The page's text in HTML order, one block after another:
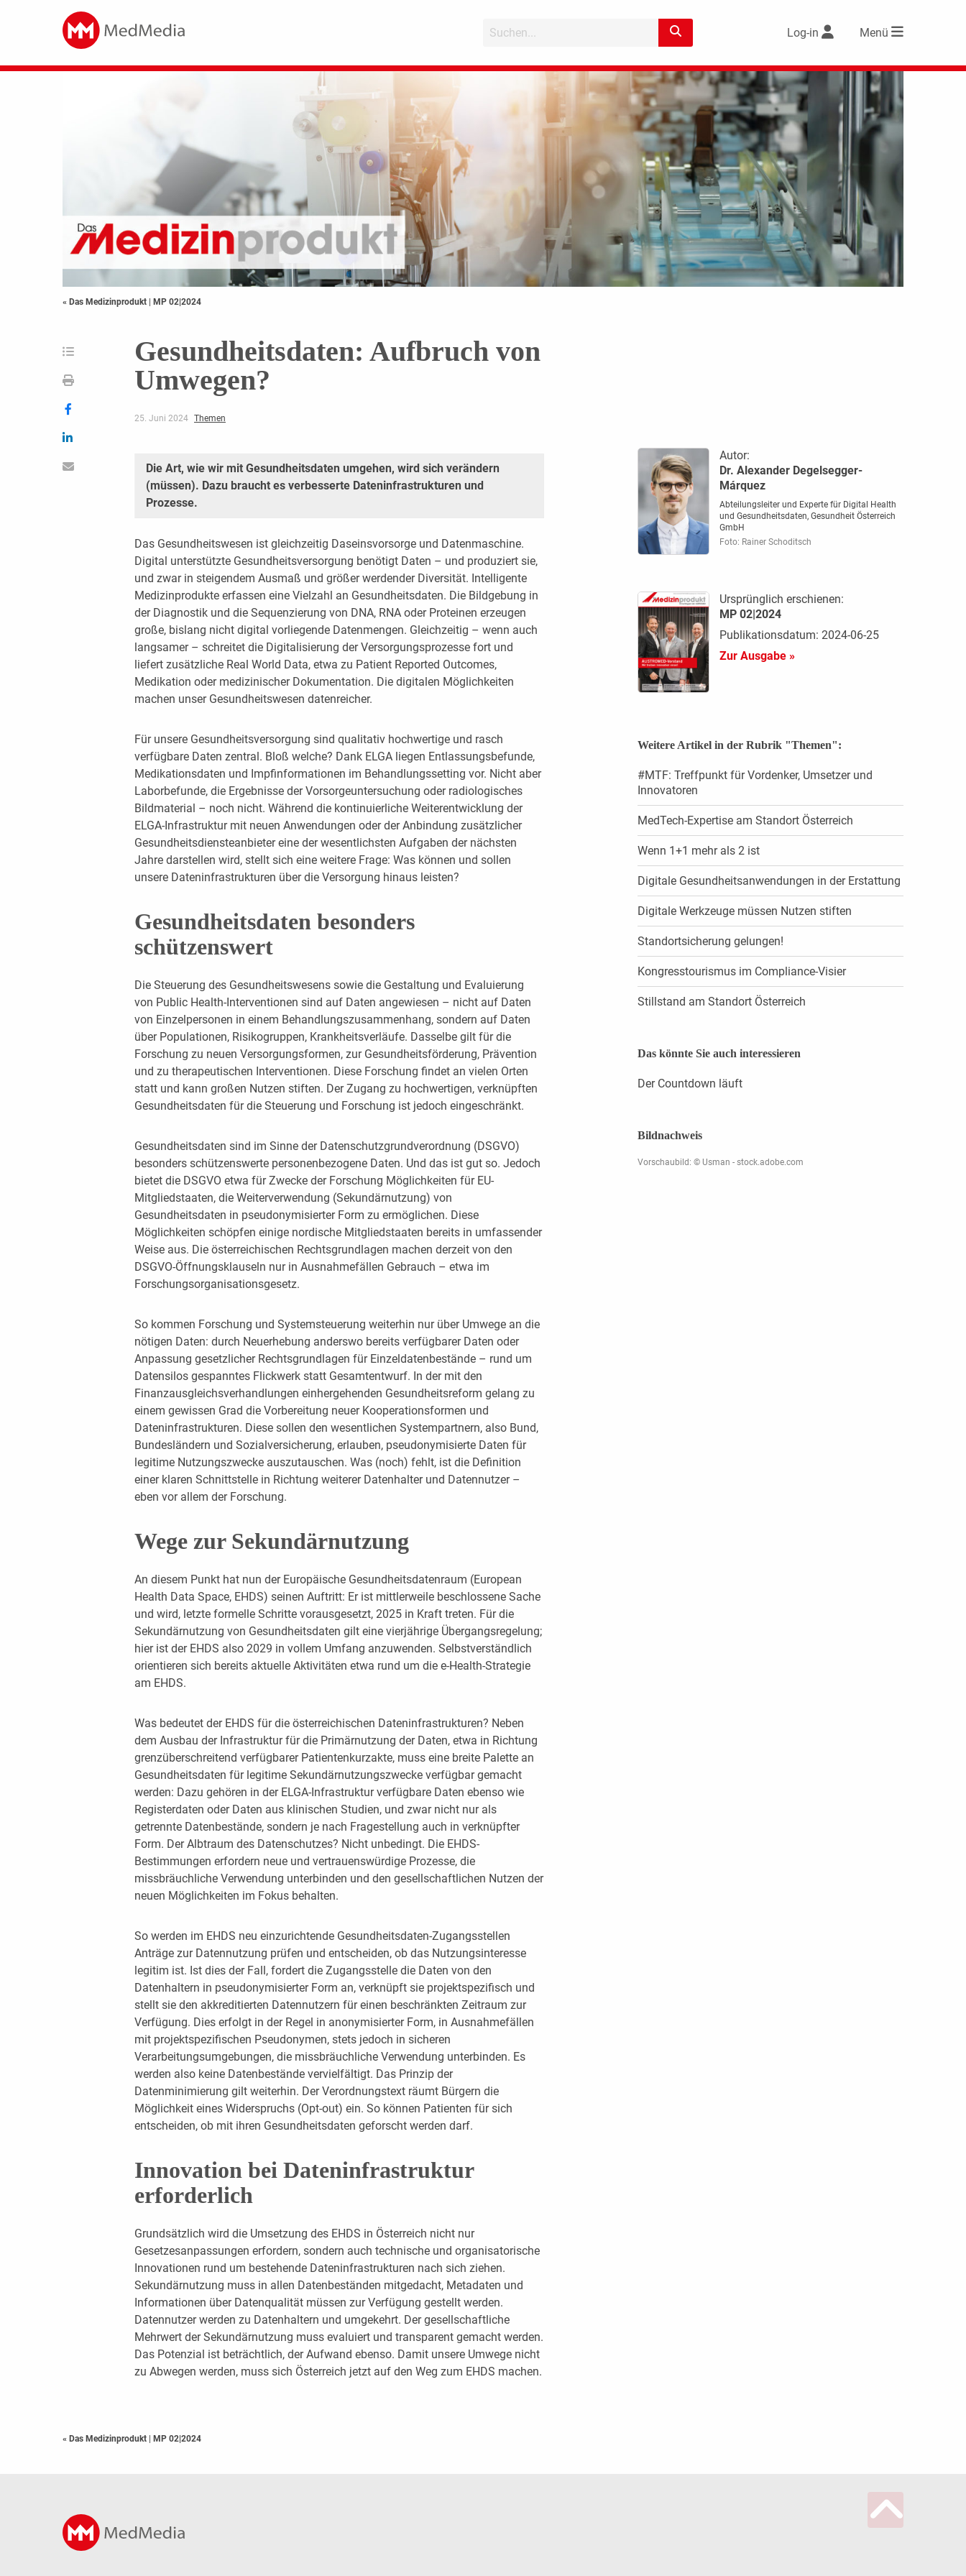
Log-in Menü
« Das Medizinprodukt | MP 02|2024
Gesundheitsdaten: Aufbruch von
Umwegen?
25. Juni 2024 Themen
Die Art, wie wir mit Gesundheitsdaten umgehen, wird sich verändern
(müssen). Dazu braucht es verbesserte Dateninfrastrukturen und
Prozesse.
Das Gesundheitswesen ist gleichzeitig Daseinsvorsorge und Datenmaschine.
Digital unterstützte Gesundheitsversorgung benötigt Daten – und produziert sie,
und zwar in steigendem Ausmaß und größer werdender Diversität. Intelligente
Medizinprodukte erfassen eine Vielzahl an Gesundheitsdaten. Die Bildgebung in
der Diagnostik und die Sequenzierung von DNA, RNA oder Proteinen erzeugen
große, bislang nicht digital vorliegende Datenmengen. Gleichzeitig – wenn auch
langsamer – schreitet die Digitalisierung der Versorgungsprozesse fort und
liefert zusätzliche Real World Data, etwa zu Patient Reported Outcomes,
Medikation oder medizinischer Dokumentation. Die digitalen Möglichkeiten
machen unser Gesundheitswesen datenreicher.
Für unsere Gesundheitsversorgung sind qualitativ hochwertige und rasch
verfügbare Daten zentral. Bloß welche? Dank ELGA liegen Entlassungsbefunde,
Medikationsdaten und Impfinformationen im Behandlungssetting vor. Nicht aber
Laborbefunde, die Ergebnisse der Vorsorgeuntersuchung oder radiologisches
Bildmaterial – noch nicht. Während die kontinuierliche Weiterentwicklung der
ELGA-Infrastruktur mit neuen Anwendungen oder der Anbindung zusätzlicher
Gesundheitsdiensteanbieter eine der wesentlichsten Aufgaben der nächsten
Jahre darstellen wird, stellt sich eine weitere Frage: Was können und sollen
unsere Dateninfrastrukturen über die Versorgung hinaus leisten?
Gesundheitsdaten besonders
schützenswert
Die Steuerung des Gesundheitswesens sowie die Gestaltung und Evaluierung
von Public Health-Interventionen sind auf Daten angewiesen – nicht auf Daten
von Einzelpersonen in einem Behandlungszusammenhang, sondern auf Daten
über Populationen, Risikogruppen, Krankheitsverläufe. Dasselbe gilt für die
Forschung zu neuen Versorgungsformen, zur Gesundheitsförderung, Prävention
und zu therapeutischen Interventionen. Diese Forschung findet an vielen Orten
statt und kann großen Nutzen stiften. Der Zugang zu hochwertigen, verknüpften
Gesundheitsdaten für die Steuerung und Forschung ist jedoch eingeschränkt.
Gesundheitsdaten sind im Sinne der Datenschutzgrundverordnung (DSGVO)
besonders schützenswerte personenbezogene Daten. Und das ist gut so. Jedoch
bietet die DSGVO etwa für Zwecke der Forschung Möglichkeiten für EU-
Mitgliedstaaten, die Weiterverwendung (Sekundärnutzung) von
Gesundheitsdaten in pseudonymisierter Form zu ermöglichen. Diese
Möglichkeiten schöpfen einige nordische Mitgliedstaaten bereits in umfassender
Weise aus. Die österreichischen Rechtsgrundlagen machen derzeit von den
DSGVO-Öffnungsklauseln nur in Ausnahmefällen Gebrauch – etwa im
Forschungsorganisationsgesetz.
So kommen Forschung und Systemsteuerung weiterhin nur über Umwege an die
nötigen Daten: durch Neuerhebung anderswo bereits verfügbarer Daten oder
Anpassung gesetzlicher Rechtsgrundlagen für Einzeldatenbestände – rund um
Datensilos gespanntes Flickwerk statt Gesamtentwurf. In der mit den
Finanzausgleichsverhandlungen einhergehenden Gesundheitsreform gelang zu
einem gewissen Grad die Vorbereitung neuer Kooperationsformen und
Dateninfrastrukturen. Diese sollen den wesentlichen Systempartnern, also Bund,
Bundesländern und Sozialversicherung, erlauben, pseudonymisierte Daten für
legitime Nutzungszwecke auszutauschen. Was (noch) fehlt, ist die Definition
einer klaren Schnittstelle in Richtung weiterer Datenhalter und Datennutzer –
eben vor allem der Forschung.
Wege zur Sekundärnutzung
An diesem Punkt hat nun der Europäische Gesundheitsdatenraum (European
Health Data Space, EHDS) seinen Auftritt: Er ist mittlerweile beschlossene Sache
und wird, letzte formelle Schritte vorausgesetzt, 2025 in Kraft treten. Für die
Sekundärnutzung von Gesundheitsdaten gilt eine vierjährige Übergangsregelung;
hier ist der EHDS also 2029 in vollem Umfang anzuwenden. Selbstverständlich
orientieren sich bereits aktuelle Aktivitäten etwa rund um die e-Health-Strategie
am EHDS.
Was bedeutet der EHDS für die österreichischen Dateninfrastrukturen? Neben
dem Ausbau der Infrastruktur für die Primärnutzung der Daten, etwa in Richtung
grenzüberschreitend verfügbarer Patientenkurzakte, muss eine breite Palette an
Gesundheitsdaten für legitime Sekundärnutzungszwecke verfügbar gemacht
werden: Dazu gehören in der ELGA-Infrastruktur verfügbare Daten ebenso wie
Registerdaten oder Daten aus klinischen Studien, und zwar nicht nur als
getrennte Datenbestände, sondern je nach Fragestellung auch in verknüpfter
Form. Der Albtraum des Datenschutzes? Nicht unbedingt. Die EHDS-
Bestimmungen erfordern neue und vertrauenswürdige Prozesse, die
missbräuchliche Verwendung unterbinden und den gesellschaftlichen Nutzen der
neuen Möglichkeiten im Fokus behalten.
So werden im EHDS neu einzurichtende Gesundheitsdaten-Zugangsstellen
Anträge zur Datennutzung prüfen und entscheiden, ob das Nutzungsinteresse
legitim ist. Ist dies der Fall, fordert die Zugangsstelle die Daten von den
Datenhaltern in pseudonymisierter Form an, verknüpft sie projektspezifisch und
stellt sie den akkreditierten Datennutzern für einen beschränkten Zeitraum zur
Verfügung. Dies erfolgt in der Regel in anonymisierter Form, in Ausnahmefällen
mit projektspezifischen Pseudonymen, stets jedoch in sicheren
Verarbeitungsumgebungen, die missbräuchliche Verwendung unterbinden. Es
werden also keine Datenbestände vervielfältigt. Das Prinzip der
Datenminimierung gilt weiterhin. Der Verordnungstext räumt Bürgern die
Möglichkeit eines Widerspruchs (Opt-out) ein. So können Patienten für sich
entscheiden, ob mit ihren Gesundheitsdaten geforscht werden darf.
Innovation bei Dateninfrastruktur
erforderlich
Grundsätzlich wird die Umsetzung des EHDS in Österreich nicht nur
Gesetzesanpassungen erfordern, sondern auch technische und organisatorische
Innovationen rund um bestehende Dateninfrastrukturen nach sich ziehen.
Sekundärnutzung muss in allen Datenbeständen mitgedacht, Metadaten und
Informationen über Datenqualität müssen zur Verfügung gestellt werden.
Datennutzer werden zu Datenhaltern und umgekehrt. Der gesellschaftliche
Mehrwert der Sekundärnutzung muss evaluiert und transparent gemacht werden.
Das Potenzial ist beträchtlich, der Aufwand ebenso. Damit unsere Umwege nicht
zu Abwegen werden, muss sich Österreich jetzt auf den Weg zum EHDS machen.
Autor:
Dr. Alexander Degelsegger-
Márquez
Abteilungsleiter und Experte für Digital Health
und Gesundheitsdaten, Gesundheit Österreich
GmbH
Foto: Rainer Schoditsch
Ursprünglich erschienen:
MP 02|2024
Publikationsdatum: 2024-06-25
Zur Ausgabe »
Weitere Artikel in der Rubrik "Themen":
#MTF: Treffpunkt für Vordenker, Umsetzer und
Innovatoren
MedTech-Expertise am Standort Österreich
Wenn 1+1 mehr als 2 ist
Digitale Gesundheitsanwendungen in der Erstattung
Digitale Werkzeuge müssen Nutzen stiften
Standortsicherung gelungen!
Kongresstourismus im Compliance-Visier
Stillstand am Standort Österreich
Das könnte Sie auch interessieren
Der Countdown läuft
Bildnachweis
Vorschaubild: © Usman - stock.adobe.com
« Das Medizinprodukt | MP 02|2024